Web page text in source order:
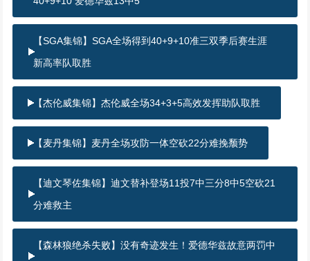
【SGA集锦】SGA全场得到40+9+10准三双季后赛生涯
新高率队取胜
【杰伦威集锦】杰伦威全场34+3+5高效发挥助队取胜
【麦丹集锦】麦丹全场攻防一体空砍22分难挽颓势
【迪文琴佐集锦】迪文替补登场11投7中三分8中5空砍21
分难救主
【森林狼绝杀失败】没有奇迹发生！爱德华兹故意两罚中